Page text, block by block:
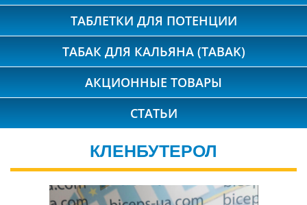
ТАБЛЕТКИ ДЛЯ ПОТЕНЦИИ
ТАБАК ДЛЯ КАЛЬЯНА (TABAK)
АКЦИОННЫЕ ТОВАРЫ
СТАТЬИ
КЛЕНБУТЕРОЛ